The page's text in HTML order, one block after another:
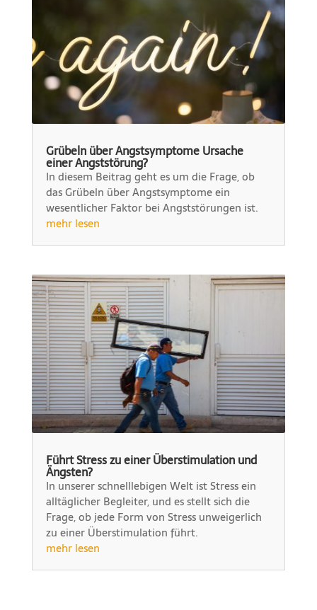
Grübeln über Angstsymptome Ursache
einer Angststörung?
In diesem Beitrag geht es um die Frage, ob
das Grübeln über Angstsymptome ein
wesentlicher Faktor bei Angststörungen ist.
mehr lesen
Führt Stress zu einer Überstimulation und
Ängsten?
In unserer schnelllebigen Welt ist Stress ein
alltäglicher Begleiter, und es stellt sich die
Frage, ob jede Form von Stress unweigerlich
zu einer Überstimulation führt.
mehr lesen